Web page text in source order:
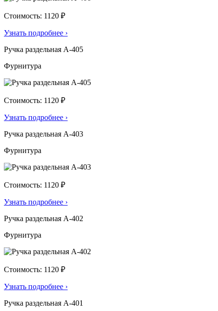
Стоимость: 1120 ₽
Узнать подробнее ›
Ручка раздельная А-405
Фурнитура
Стоимость: 1120 ₽
Узнать подробнее ›
Ручка раздельная А-403
Фурнитура
Стоимость: 1120 ₽
Узнать подробнее ›
Ручка раздельная А-402
Фурнитура
Стоимость: 1120 ₽
Узнать подробнее ›
Ручка раздельная А-401